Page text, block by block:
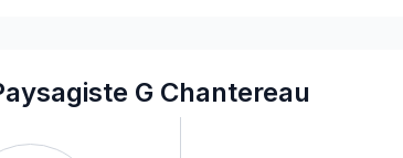
Paysager - Pavé-uni
Paysager - Pergola
Paysager - Piscine
G Chantereau